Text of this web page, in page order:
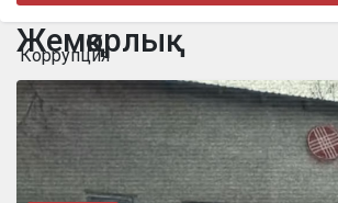
өтті
Қазақстанға Бельгия Королі Филипп келеді
Жемқорлық
Коррупция